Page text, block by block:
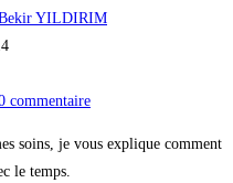
YILDIRIM
commentaire
soins, je vous explique comment
le temps.